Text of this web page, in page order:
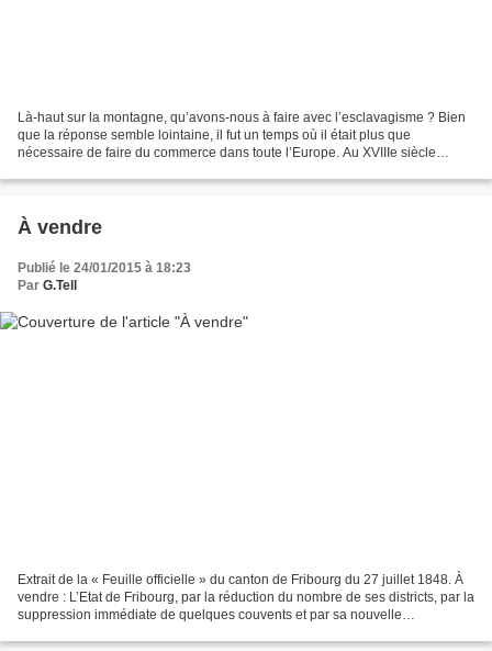
Là-haut sur la montagne, qu’avons-nous à faire avec l’esclavagisme ? Bien
que la réponse semble lointaine, il fut un temps où il était plus que
nécessaire de faire du commerce dans toute l’Europe. Au XVIIIe siècle
À vendre
Publié le 24/01/2015 à 18:23
Par G.Tell
Extrait de la « Feuille officielle » du canton de Fribourg du 27 juillet 1848. À
vendre : L’Etat de Fribourg, par la réduction du nombre de ses districts, par la
suppression immédiate de quelques couvents et par sa nouvelle